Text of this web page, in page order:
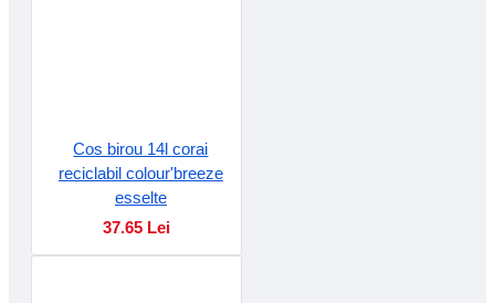
Cos birou 14l corai
reciclabil colour'breeze
esselte
37.65 Lei